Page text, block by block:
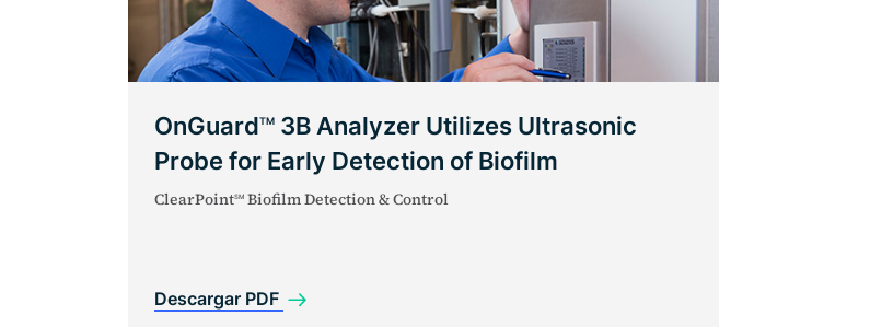
OnGuardTM 3B Analyzer Utilizes Ultrasonic
Probe for Early Detection of Biofilm
ClearPointSM Biofilm Detection & Control
Descargar PDF